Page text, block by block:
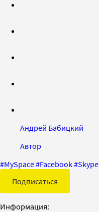
Андрей Бабицкий
Автор
#MySpace#Facebook#Skype
Подписаться
Информация: